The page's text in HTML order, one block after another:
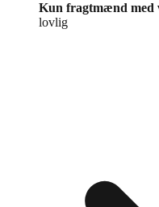
Kun fragtmænd med
lovlig